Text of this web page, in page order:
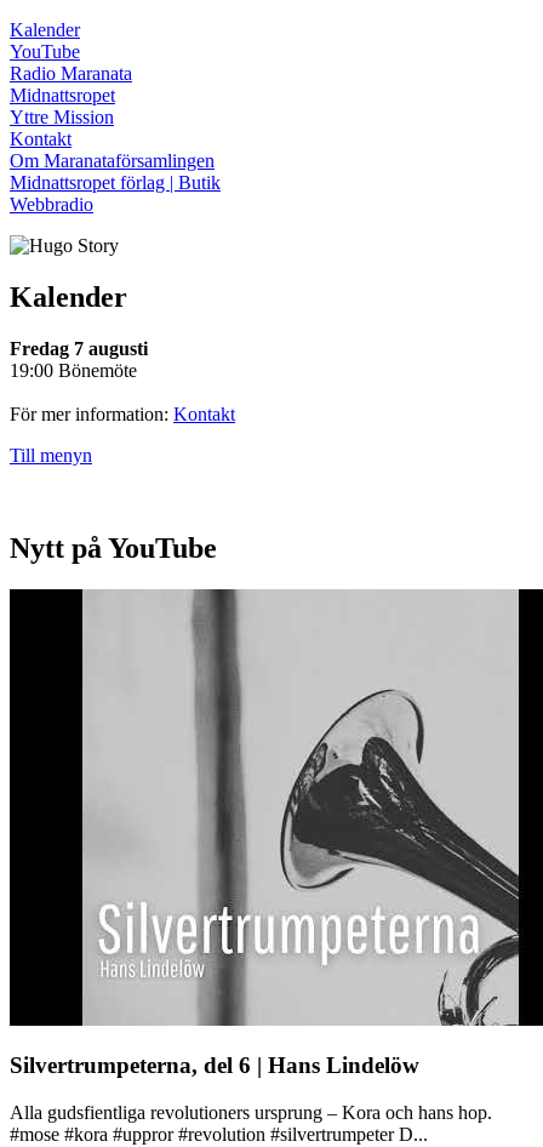
Kalender
YouTube
Radio Maranata
Midnattsropet
Yttre Mission
Kontakt
Om Maranataförsamlingen
Midnattsropet förlag | Butik
Webbradio
Kalender
Fredag 7 augusti
19:00 Bönemöte
För mer information: Kontakt
Till menyn
Nytt på YouTube
Silvertrumpeterna, del 6 | Hans Lindelöw
Alla gudsfientliga revolutioners ursprung – Kora och hans hop.
#mose #kora #uppror #revolution #silvertrumpeter D...